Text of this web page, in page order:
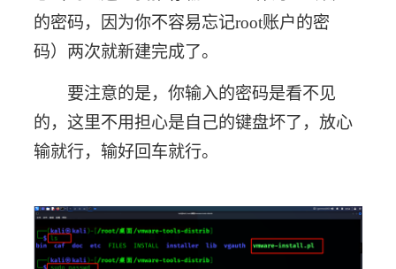
的密码，因为你不容易忘记root账户的密
码）两次就新建完成了。
要注意的是，你输入的密码是看不见
的，这里不用担心是自己的键盘坏了，放心
输就行，输好回车就行。